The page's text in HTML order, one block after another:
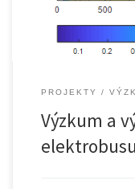
PROJEKTY
Výzkum a